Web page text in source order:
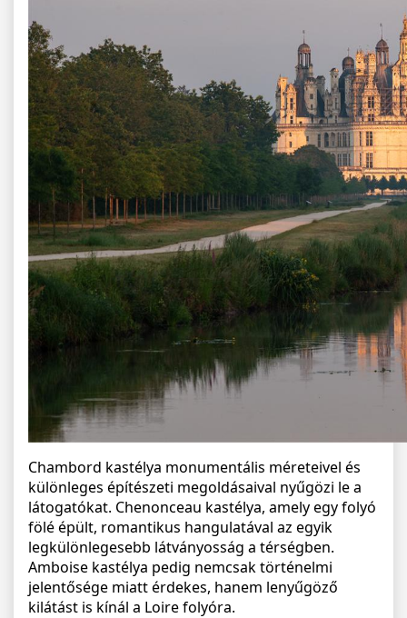
Chambord kastélya monumentális méreteivel és
különleges építészeti megoldásaival nyűgözi le a
látogatókat. Chenonceau kastélya, amely egy folyó
fölé épült, romantikus hangulatával az egyik
legkülönlegesebb látványosság a térségben.
Amboise kastélya pedig nemcsak történelmi
jelentősége miatt érdekes, hanem lenyűgöző
kilátást is kínál a Loire folyóra.